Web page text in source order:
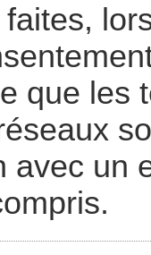
que les
avec un